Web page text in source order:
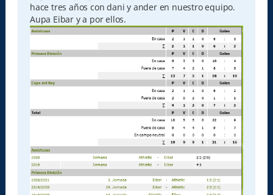
hace tres años con dani y ander en nuestro equipo.
Aupa Eibar y a por ellos.